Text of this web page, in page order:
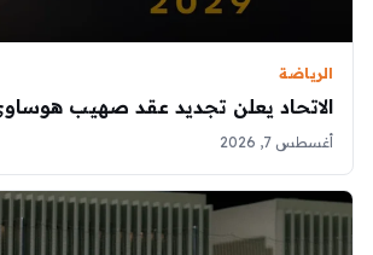
الرياضة
الاتحاد يعلن تجديد عقد صهيب هوساوي
أغسطس 7, 2026